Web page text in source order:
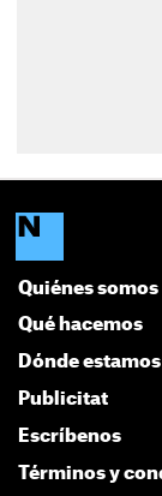
Quiénes somos
Qué hacemos
Dónde estamos
Publicitat
Escríbenos
Términos y